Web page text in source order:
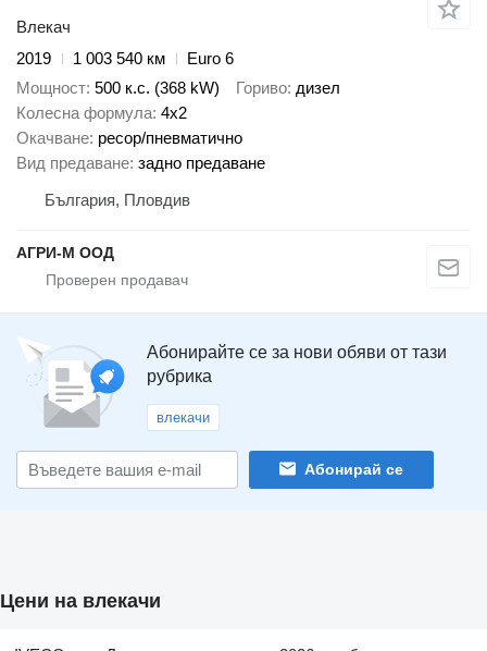
Влекач
2019
1 003 540 км
Euro 6
Мощност 500 к.с. (368 kW) Гориво дизел
Колесна формула 4x2
Окачване ресор/пневматично
Вид предаване задно предаване
България, Пловдив
АГРИ-М ООД
Абонирайте се за нови обяви от тази
рубрика
влекачи
Абонирай се
Цени на влекачи